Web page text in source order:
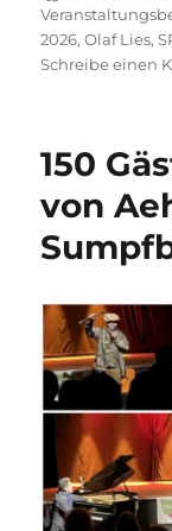
2026,Olaf Lies,
Schreibe einen
150
von